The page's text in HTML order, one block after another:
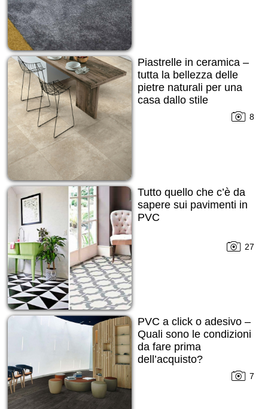
Piastrelle in ceramica –
tutta la bellezza delle
pietre naturali per una
casa dallo stile
8
Tutto quello che c’è da
sapere sui pavimenti in
PVC
27
PVC a click o adesivo –
Quali sono le condizioni
da fare prima
dell’acquisto?
7